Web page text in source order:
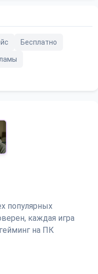
Бесплатно
популярных
каждая игра
на ПК